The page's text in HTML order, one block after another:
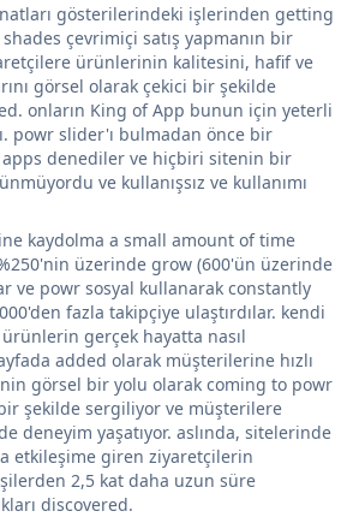
gösterilerindeki işlerinden getting
çevrimiçi satış yapmanın bir
ürünlerinin kalitesini, hafif ve
görsel olarak çekici bir şekilde
onların King of App bunun için yeterli
powr slider'ı bulmadan önce bir
denediler ve hiçbiri sitenin bir
ve kullanışsız ve kullanımı
kaydolma a small amount of time
üzerinde grow (600'ün üzerinde
ve powr sosyal kullanarak constantly
fazla takipçiye ulaştırdılar. kendi
gerçek hayatta nasıl
added olarak müşterilerine hızlı
görsel bir yolu olarak coming to powr
şekilde sergiliyor ve müşterilere
deneyim yaşatıyor. aslında, sitelerinde
etkileşime giren ziyaretçilerin
2,5 kat daha uzun süre
discovered.